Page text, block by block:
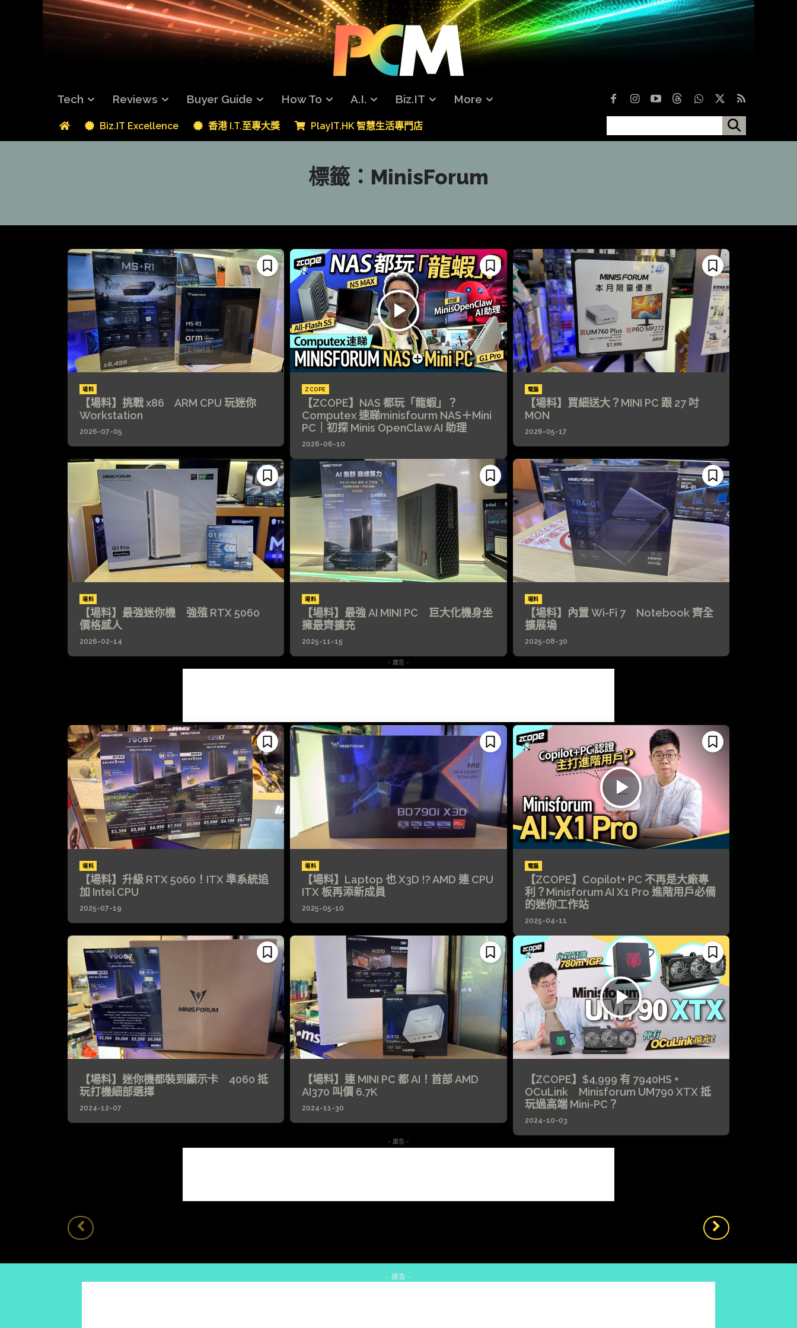
Tech Reviews Buyer Guide How To A.I. Biz.IT More
Biz.IT Excellence 香港 I.T.至專大獎 PlayIT.HK 智慧生活專門店
標籤： MinisForum
場料
【場料】挑戰 x86 ARM CPU 玩迷你
Workstation
2026-07-05
ZCOPE
【ZCOPE】NAS 都玩「龍蝦」？
Computex 速睇minisfourm NAS＋Mini
PC｜初探 Minis OpenClaw AI 助理
2026-06-10
電腦
【場料】買細送大？MINI PC 跟 27 吋
MON
2026-05-17
場料
【場料】最強迷你機 強殖 RTX 5060
價格感人
2026-02-14
場料
【場料】最強 AI MINI PC 巨大化機身坐
擁最齊擴充
2025-11-15
場料
【場料】內置 Wi-Fi 7 Notebook 齊全
擴展塢
2025-08-30
- 廣告 -
場料
【場料】升級 RTX 5060！ITX 準系統追
加 Intel CPU
2025-07-19
場料
【場料】Laptop 也 X3D !? AMD 連 CPU
ITX 板再添新成員
2025-05-10
電腦
【ZCOPE】Copilot+ PC 不再是大廠專
利？Minisforum AI X1 Pro 進階用戶必備
的迷你工作站
2025-04-11
【場料】迷你機都裝到顯示卡 4060 抵
玩打機細部選擇
2024-12-07
【場料】連 MINI PC 都 AI！首部 AMD
AI370 叫價 6.7K
2024-11-30
【ZCOPE】$4,999 有 7940HS +
OCuLink Minisforum UM790 XTX 抵
玩過高端 Mini-PC？
2024-10-03
- 廣告 -
- 廣告 -